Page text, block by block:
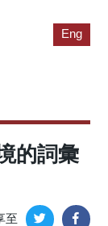
Eng
的詞彙
至